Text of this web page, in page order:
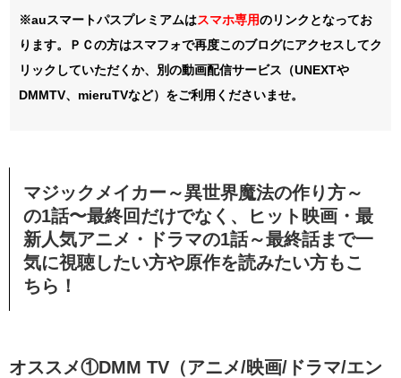
※auスマートパスプレミアムはスマホ専用のリンクとなってお
ります。ＰＣの方はスマフォで再度このブログにアクセスしてク
リックしていただくか、別の動画配信サービス（UNEXTや
DMMTV、mieruTVなど）をご利用くださいませ。
マジックメイカー～異世界魔法の作り方～
の1話〜最終回だけでなく、ヒット映画・最
新人気アニメ・ドラマの1話～最終話まで一
気に視聴したい方や原作を読みたい方もこ
ちら！
オススメ①DMM TV（アニメ/映画/ドラマ/エン